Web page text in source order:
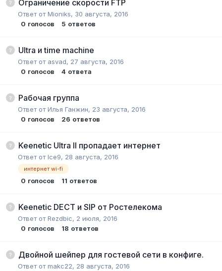
Ограничение скорости FTP
Ответ отMioniks, 30 августа, 2016
0 голосов 5 ответов
Ultra и time machine
Ответ от asvad, 27 августа, 2016
0 голосов 4 ответа
Рабочая группа
Ответ отИлья Ганжин, 23 августа, 2016
0 голосов 26 ответов
Keenetic Ultra II пропадает интернет
Ответ отIce9, 28 августа, 2016
интернет wi-fi
0 голосов 11 ответов
Keenetic DECT и SIP от Ростелекома
Ответ отRezdbic, 2 июля, 2016
0 голосов 18 ответов
Двойной шейпер для гостевой сети в конфиге.
Ответ отmakc22, 28 августа, 2016